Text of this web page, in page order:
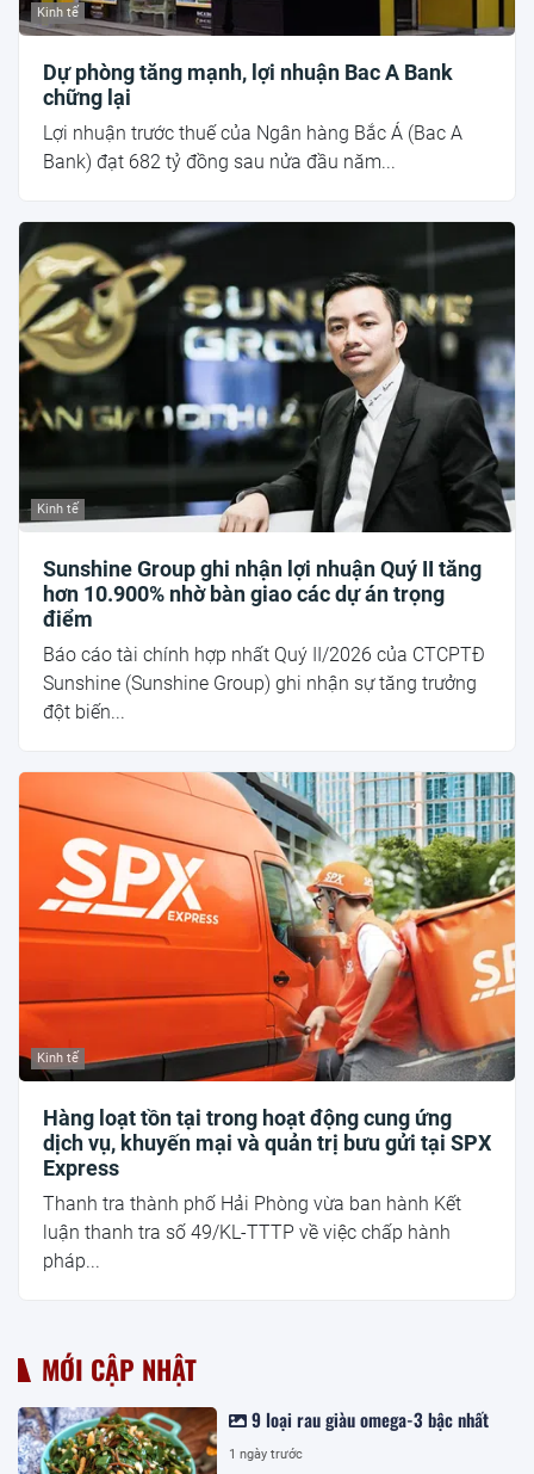
Kinh tế
Dự phòng tăng mạnh, lợi nhuận Bac A Bank
chững lại
Lợi nhuận trước thuế của Ngân hàng Bắc Á (Bac A
Bank) đạt 682 tỷ đồng sau nửa đầu năm...
Kinh tế
Sunshine Group ghi nhận lợi nhuận Quý II tăng
hơn 10.900% nhờ bàn giao các dự án trọng
điểm
Báo cáo tài chính hợp nhất Quý II/2026 của CTCPTĐ
Sunshine (Sunshine Group) ghi nhận sự tăng trưởng
đột biến...
Kinh tế
Hàng loạt tồn tại trong hoạt động cung ứng
dịch vụ, khuyến mại và quản trị bưu gửi tại SPX
Express
Thanh tra thành phố Hải Phòng vừa ban hành Kết
luận thanh tra số 49/KL-TTTP về việc chấp hành
pháp...
MỚI CẬP NHẬT
9 loại rau giàu omega-3 bậc nhất
1 ngày trước